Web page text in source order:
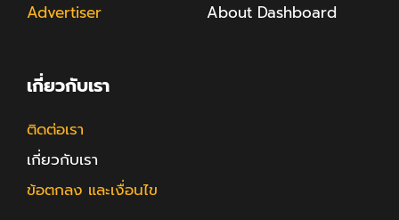
Advertiser
About Dashboard
เกี่ยวกับเรา
ติดต่อเรา
เกี่ยวกับเรา
ข้อตกลง และเงื่อนไข